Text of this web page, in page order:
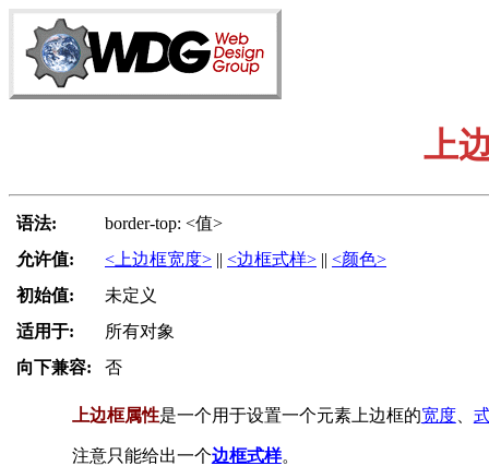
上
语法:
border-top: <值>
允许值:
<上边框宽度> || <边框式样> || <颜色>
初始值:
未定义
适用于:
所有对象
向下兼容:
否
上边框属性是一个用于设置一个元素上边框的宽度、
注意只能给出一个边框式样。